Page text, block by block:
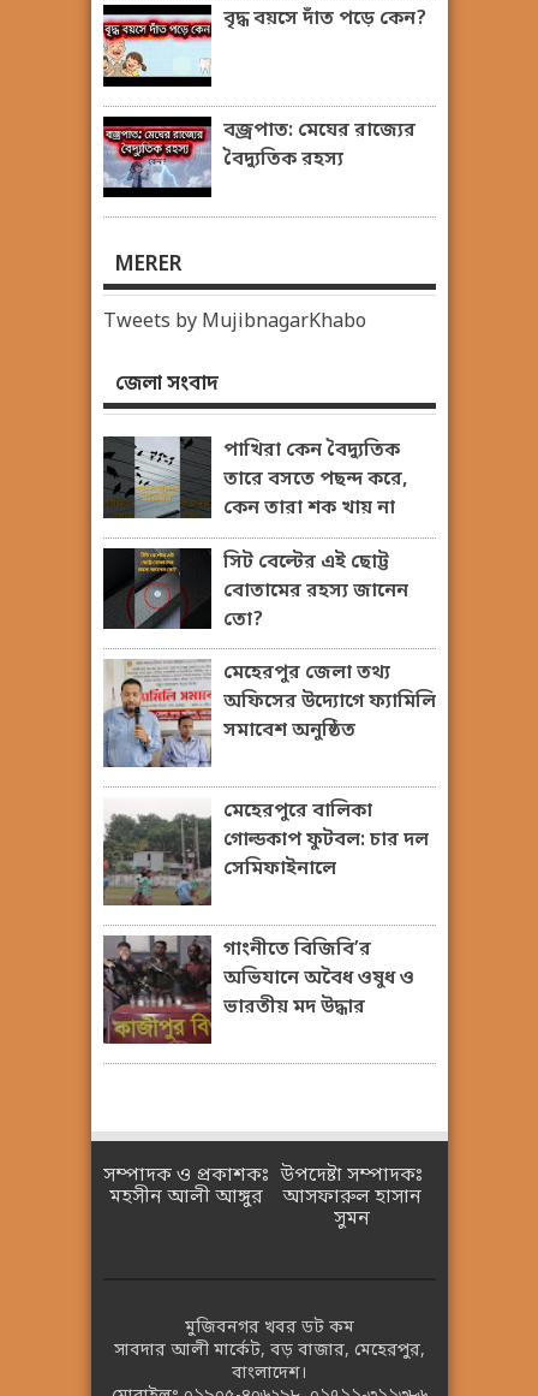
বৃদ্ধ বয়সে দাঁত পড়ে কেন?
বজ্রপাত: মেঘের রাজ্যের
বৈদ্যুতিক রহস্য
MERER
Tweets by MujibnagarKhabo
জেলা সংবাদ
পাখিরা কেন বৈদ্যুতিক
তারে বসতে পছন্দ করে,
কেন তারা শক খায় না
সিট বেল্টের এই ছোট্ট
বোতামের রহস্য জানেন
তো?
মেহেরপুর জেলা তথ্য
অফিসের উদ্যোগে ফ্যামিলি
সমাবেশ অনুষ্ঠিত
মেহেরপুরে বালিকা
গোল্ডকাপ ফুটবল: চার দল
সেমিফাইনালে
গাংনীতে বিজিবি’র
অভিযানে অবৈধ ওষুধ ও
ভারতীয় মদ উদ্ধার
সম্পাদক ও প্রকাশকঃ
মহসীন আলী আঙ্গুর
উপদেষ্টা সম্পাদকঃ
আসফারুল হাসান
সুমন
মুজিবনগর খবর ডট কম
সাবদার আলী মার্কেট, বড় বাজার, মেহেরপুর,
বাংলাদেশ।